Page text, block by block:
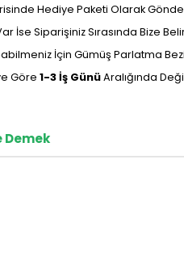
Hediye Paketi Olarak
İse Siparişiniz Sırasında Bize
İçin Gümüş Parlatma
Göre 1-3 İş GünüAralığında
Demek